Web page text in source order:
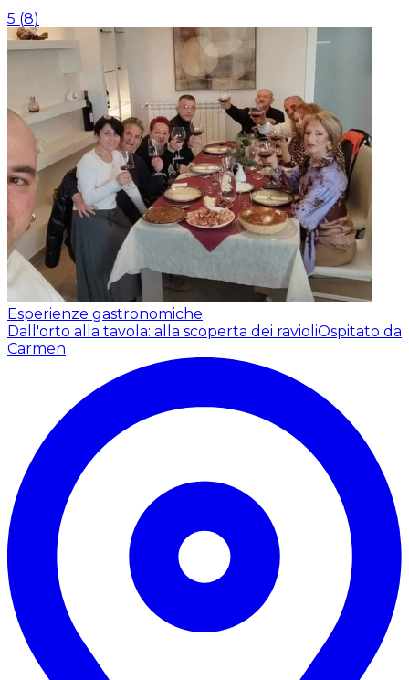
5 (8)
Esperienze gastronomiche
Dall'orto alla tavola: alla scoperta dei ravioliOspitato da
Carmen